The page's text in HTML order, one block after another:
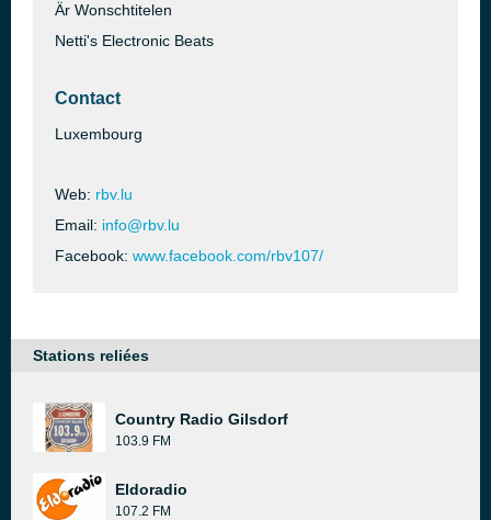
Är Wonschtitelen
Netti's Electronic Beats
Contact
Luxembourg
Web: rbv.lu
Email: info@rbv.lu
Facebook: www.facebook.com/rbv107/
Stations reliées
Country Radio Gilsdorf
103.9 FM
Eldoradio
107.2 FM